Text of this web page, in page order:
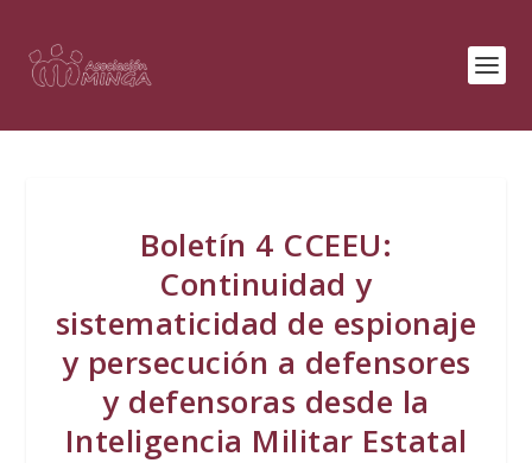
Boletín 4 CCEEU:
Continuidad y
sistematicidad de espionaje
y persecución a defensores
y defensoras desde la
Inteligencia Militar Estatal